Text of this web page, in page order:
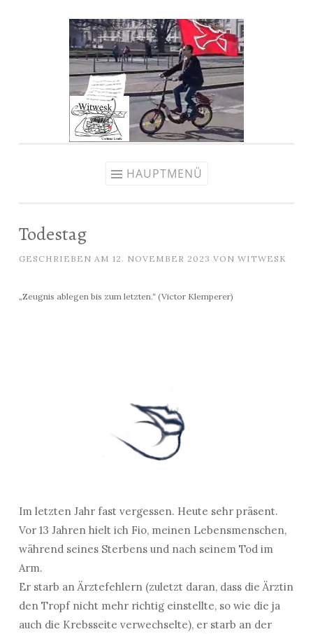
HAUPTMENÜ
Todestag
GESCHRIEBEN AM 12. NOVEMBER 2023 VON WITWESK
„Zeugnis ablegen bis zum letzten.“ (Victor Klemperer)
Im letzten Jahr fast vergessen. Heute sehr präsent.
Vor 13 Jahren hielt ich Fio, meinen Lebensmenschen,
während seines Sterbens und nach seinem Tod im
Arm.
Er starb an Ärztefehlern (zuletzt daran, dass die Ärztin
den Tropf nicht mehr richtig einstellte, so wie die ja
auch die Krebsseite verwechselte), er starb an der